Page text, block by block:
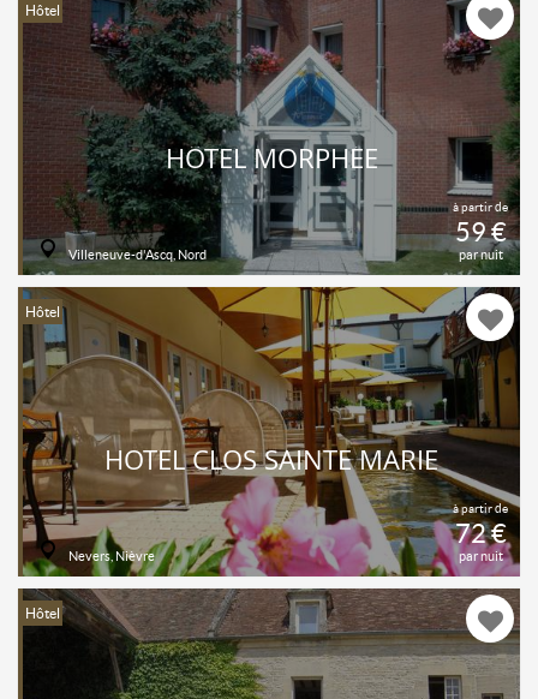
Hôtel
à partir de
59 €
par nuit
HÔTEL MORPHÉE
Villeneuve-d'Ascq, Nord
Hôtel
à partir de
72 €
par nuit
HOTEL CLOS SAINTE MARIE
Nevers, Nièvre
Hôtel